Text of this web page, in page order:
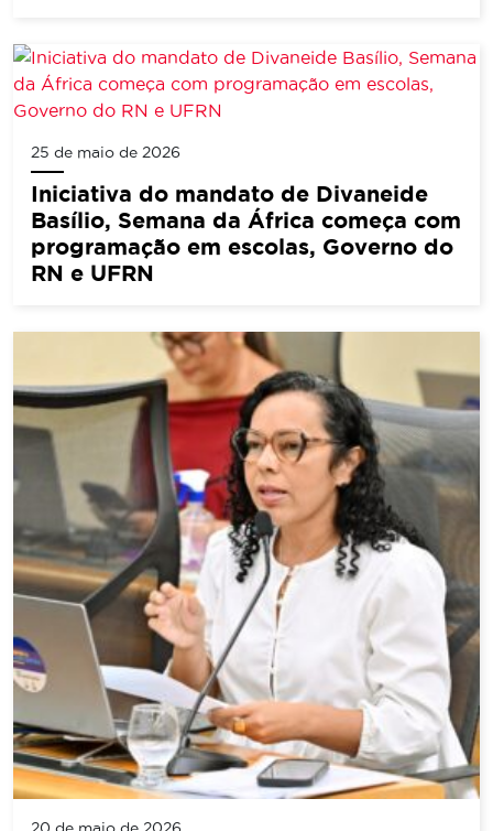
25 de maio de 2026
Iniciativa do mandato de Divaneide
Basílio, Semana da África começa com
programação em escolas, Governo do
RN e UFRN